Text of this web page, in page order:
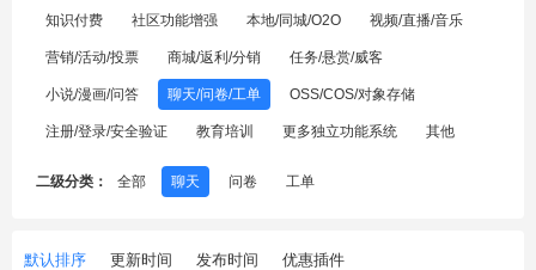
知识付费 社区功能增强 本地/同城/O2O 视频/直播/音乐
营销/活动/投票 商城/返利/分销 任务/悬赏/威客
小说/漫画/问答 聊天/问卷/工单 OSS/COS/对象存储
注册/登录/安全验证 教育培训 更多独立功能系统 其他
二级分类： 全部 聊天 问卷 工单
默认排序 更新时间 发布时间 优惠插件